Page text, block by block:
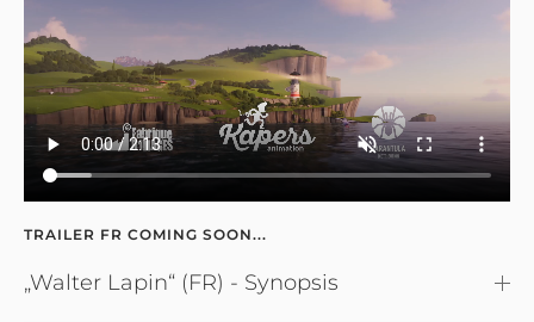
TRAILER FR COMING SOON...
„Walter Lapin“ (FR) - Synopsis